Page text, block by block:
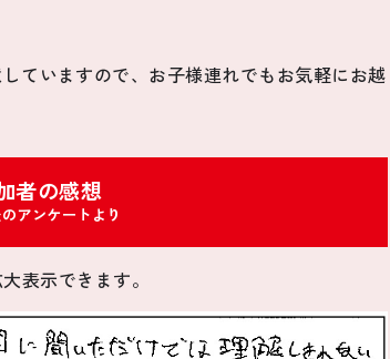
ていますので、お子様連れでもお気軽にお越
者の感想
アンケートより
表示できます。